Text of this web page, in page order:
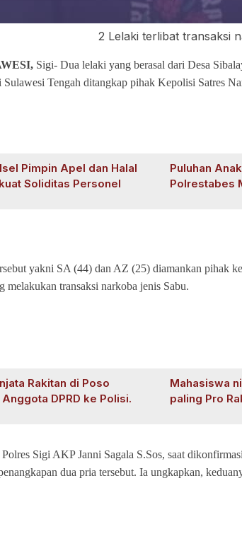
2 Lelaki terlibat transaksi
Sigi- Dua lelaki yang berasal dari Desa
Tengah ditangkap pihak Kepolisi Satres
Pimpin Apel dan Halal
Soliditas Personel
Puluhan
Polrestabes
yakni SA (44) dan AZ (25) diamankan pihak
melakukan transaksi narkoba jenis Sabu.
Rakitan di Poso
DPRD ke Polisi.
Mahasiswa
paling Pro
Sigi AKP Janni Sagala S.Sos, saat
dua pria tersebut. Ia ungkapkan,